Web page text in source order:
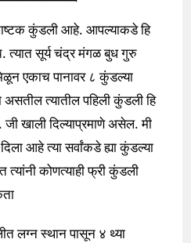
कुंडली आहे. आपल्याकडे हि
सूर्य चंद्र मंगळ बुध गुरु
एकाच पानावर ८ कुंडल्या
असतील त्यातील पहिली कुंडली हि
जी खाली दिल्याप्रमाणे असेल. मी
दिला आहे त्या सर्वांकडे ह्या कुंडल्या
कोणत्याही फ्री कुंडली
लग्न स्थान पासून ४ थ्या